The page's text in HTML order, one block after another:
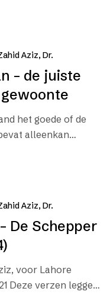
Aziz, Dr.
– de juiste
het goede of de
alleenkan
Aziz, Dr.
De Schepper
voor Lahore
Deze verzen leggen